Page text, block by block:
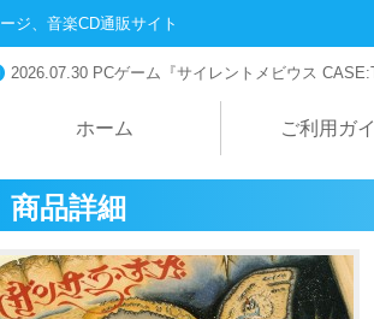
ジ、音楽CD通販サイト
2026.07.30 PCゲーム『サイレントメビウス
ホーム ご利用ガ
商品詳細